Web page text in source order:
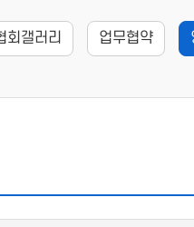
회갤러리 업무협약